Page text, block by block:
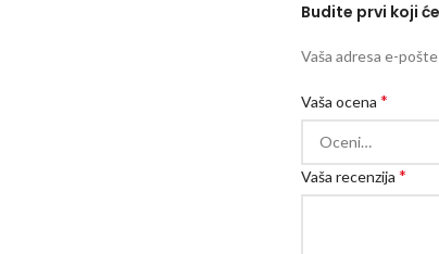
Budite prvi koji
Vaša adresa e-
Vaša ocena *
Vaša recenzija *